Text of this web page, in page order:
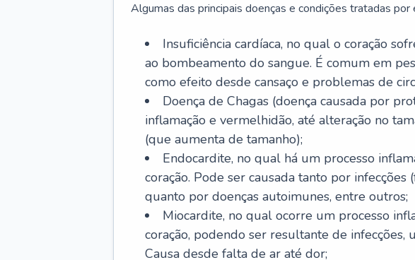
Algumas das principais doenças e condições tratadas por
Insuficiência cardíaca, no qual o coração
ao bombeamento do sangue. É comum em
como efeito desde cansaço e problemas de
Doença de Chagas (doença causada por
inflamação e vermelhidão, até alteração no
(que aumenta de tamanho);
Endocardite, no qual há um processo
coração. Pode ser causada tanto por infecções
quanto por doenças autoimunes, entre outros;
Miocardite, no qual ocorre um processo
coração, podendo ser resultante de infecções,
Causa desde falta de ar até dor;